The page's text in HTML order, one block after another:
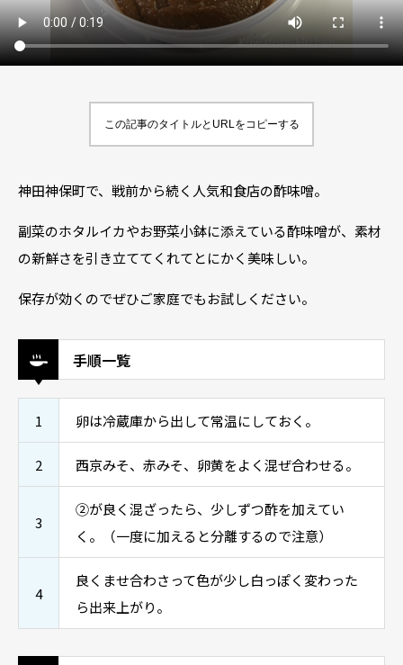
この記事のタイトルとURLをコピーする
神田神保町で、戦前から続く人気和食店の酢味噌。
副菜のホタルイカやお野菜小鉢に添えている酢味噌が、素材
の新鮮さを引き立ててくれてとにかく美味しい。
保存が効くのでぜひご家庭でもお試しください。
手順一覧
1 卵は冷蔵庫から出して常温にしておく。
2 西京みそ、赤みそ、卵黄をよく混ぜ合わせる。
3
②が良く混ざったら、少しずつ酢を加えてい
く。（一度に加えると分離するので注意）
4
良くませ合わさって色が少し白っぽく変わった
ら出来上がり。